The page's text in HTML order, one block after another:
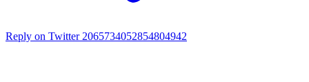
Reply on Twitter 2065734052854804942